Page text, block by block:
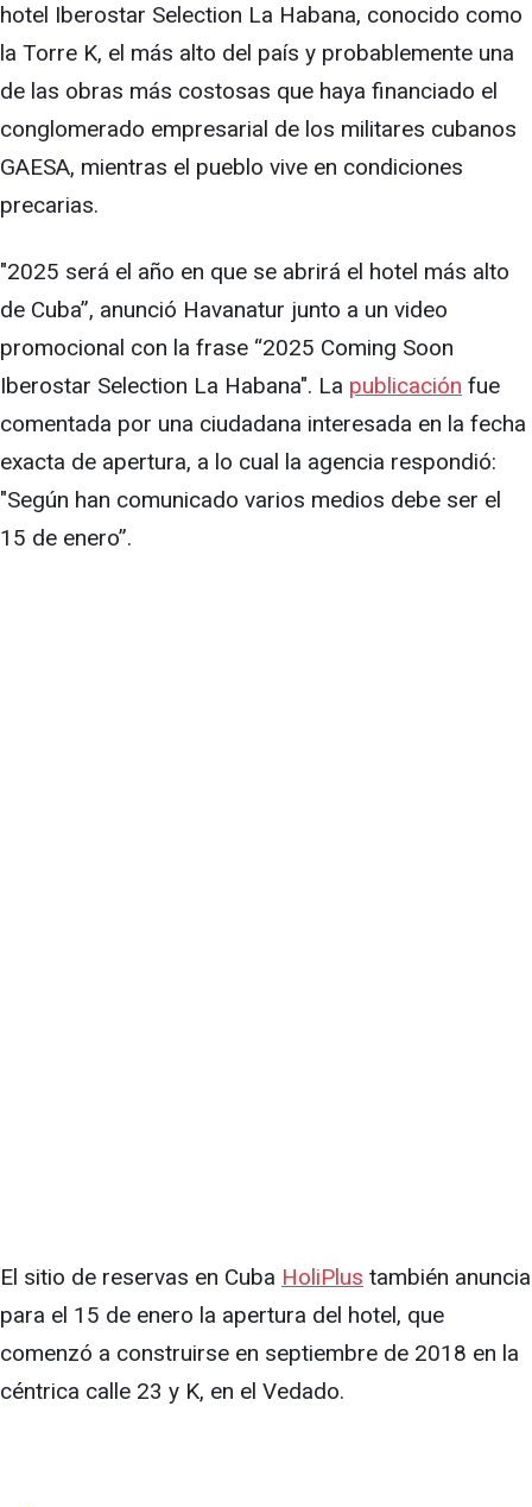
hotel Iberostar Selection La Habana, conocido como
la Torre K, el más alto del país y probablemente una
de las obras más costosas que haya financiado el
conglomerado empresarial de los militares cubanos
GAESA, mientras el pueblo vive en condiciones
precarias.
"2025 será el año en que se abrirá el hotel más alto
de Cuba”, anunció Havanatur junto a un video
promocional con la frase “2025 Coming Soon
Iberostar Selection La Habana". La publicación fue
comentada por una ciudadana interesada en la fecha
exacta de apertura, a lo cual la agencia respondió:
"Según han comunicado varios medios debe ser el
15 de enero”.
El sitio de reservas en Cuba HoliPlus también anuncia
para el 15 de enero la apertura del hotel, que
comenzó a construirse en septiembre de 2018 en la
céntrica calle 23 y K, en el Vedado.